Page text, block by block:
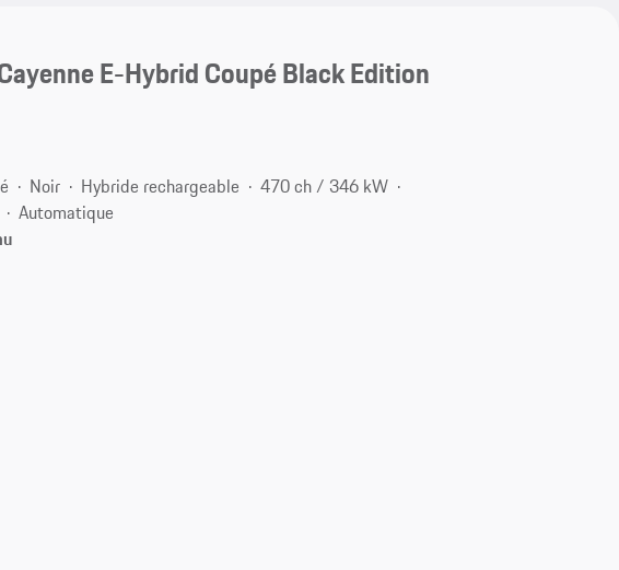
E-Hybrid Coupé Black Edition
Noir Hybride rechargeable
470 ch / 346 kW
Automatique